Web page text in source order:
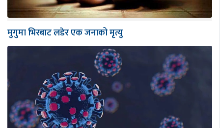
मुगुमा भिरबाट लडेर एक जनाको मृत्यु